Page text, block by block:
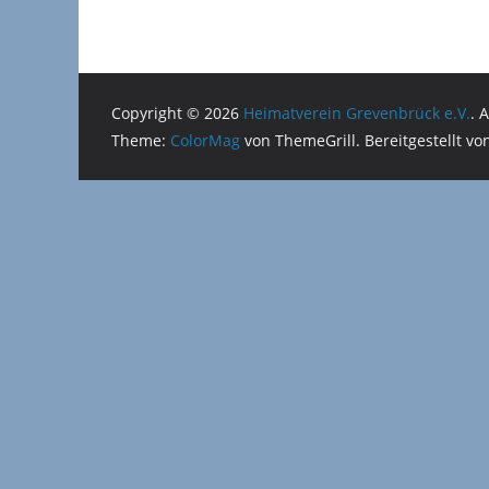
Copyright © 2026 Heimatverein Grevenbrück e.V..
Theme: ColorMag von ThemeGrill. Bereitgestellt